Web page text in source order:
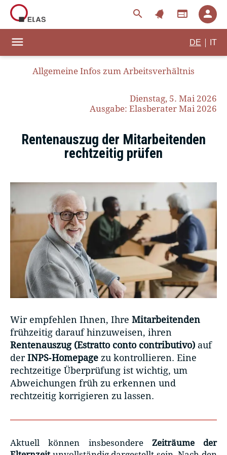
search notifications web person
menu DE IT
Allgemeine Infos zum Arbeitsverhältnis
Dienstag, 5. Mai 2026
Ausgabe: Elasberater Mai 2026
Rentenauszug der Mitarbeitenden
rechtzeitig prüfen
Wir empfehlen Ihnen, Ihre Mitarbeitenden
frühzeitig darauf hinzuweisen, ihren
Rentenauszug (Estratto conto contributivo) auf
derINPS‑Homepage zu kontrollieren. Eine
rechtzeitige Überprüfung ist wichtig, um
Abweichungen früh zu erkennen und
rechtzeitig korrigieren zu lassen.
Aktuell können insbesondere Zeiträume der